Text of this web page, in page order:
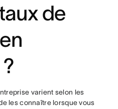
de
varient selon les
les connaître lorsque vous